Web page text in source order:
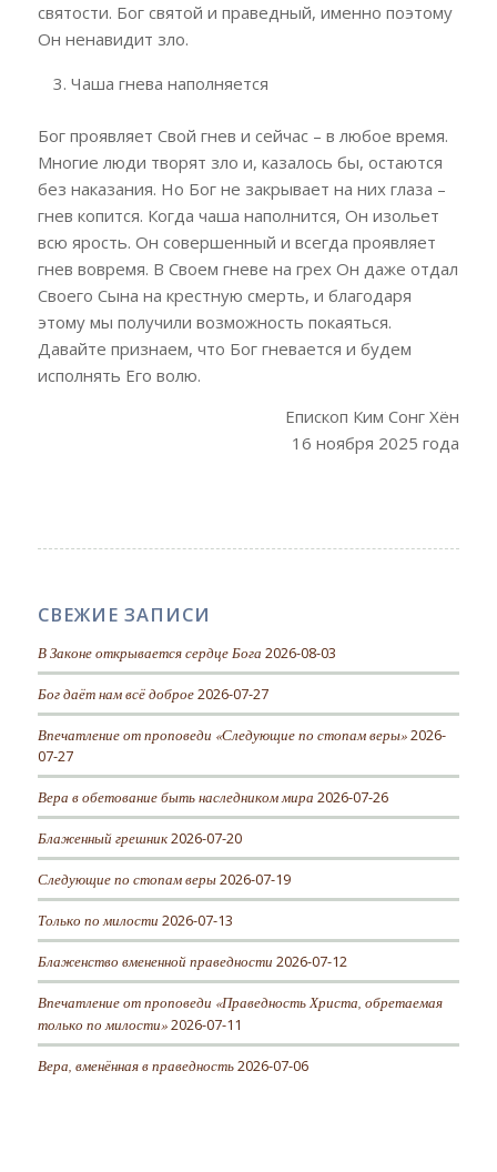
святости. Бог святой и праведный, именно поэтому
Он ненавидит зло.
Чаша гнева наполняется
Бог проявляет Свой гнев и сейчас – в любое время.
Многие люди творят зло и, казалось бы, остаются
без наказания. Но Бог не закрывает на них глаза –
гнев копится. Когда чаша наполнится, Он изольет
всю ярость. Он совершенный и всегда проявляет
гнев вовремя. В Своем гневе на грех Он даже отдал
Своего Сына на крестную смерть, и благодаря
этому мы получили возможность покаяться.
Давайте признаем, что Бог гневается и будем
исполнять Его волю.
Епископ Ким Сонг Хён
16 ноября 2025 года
СВЕЖИЕ ЗАПИСИ
В Законе открывается сердце Бога 2026-08-03
Бог даёт нам всё доброе 2026-07-27
Впечатление от проповеди «Следующие по стопам веры» 2026-
07-27
Вера в обетование быть наследником мира 2026-07-26
Блаженный грешник 2026-07-20
Следующие по стопам веры 2026-07-19
Только по милости 2026-07-13
Блаженство вмененной праведности 2026-07-12
Впечатление от проповеди «Праведность Христа, обретаемая
только по милости» 2026-07-11
Вера, вменённая в праведность 2026-07-06